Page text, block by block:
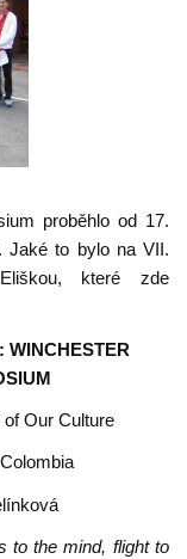
proběhlo od 17.
Jaké to bylo na VII.
které zde
WINCHESTER
Our Culture
to the mind, flight to